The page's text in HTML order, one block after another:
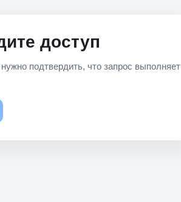
доступ
подтвердить, что запрос выполняет